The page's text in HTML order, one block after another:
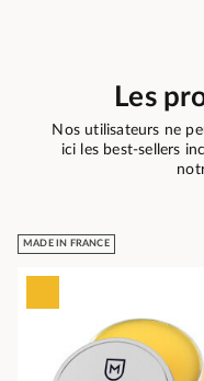
Les
Nos utilisateurs ne
ici les best-sellers
MADE IN FRANCE